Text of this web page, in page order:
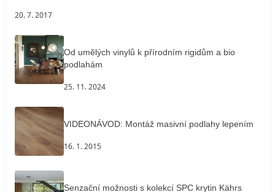
20. 7. 2017
Od umělých vinylů k přírodním rigidům a bio
podlahám
25. 11. 2024
VIDEONÁVOD: Montáž masivní podlahy lepením
16. 1. 2015
Senzační možnosti s kolekcí SPC krytin Kährs